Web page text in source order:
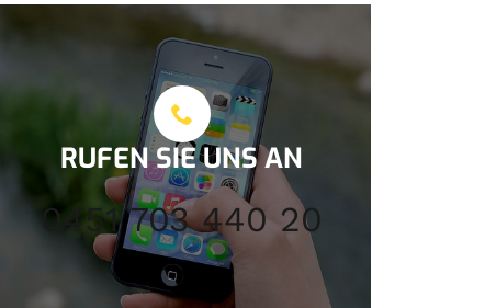
RUFEN SIE UNS AN
0451 703 440 20